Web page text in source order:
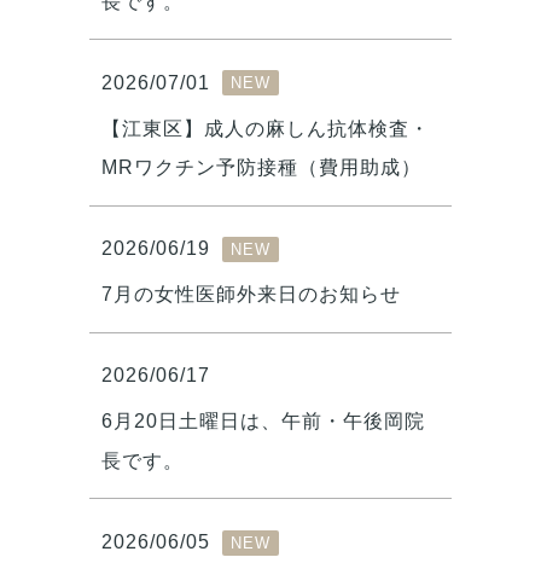
2026/07/01 NEW
【江東区】成人の麻しん抗体検査・
MRワクチン予防接種（費用助成）
2026/06/19 NEW
7月の女性医師外来日のお知らせ
2026/06/17
6月20日土曜日は、午前・午後岡院
長です。
2026/06/05 NEW